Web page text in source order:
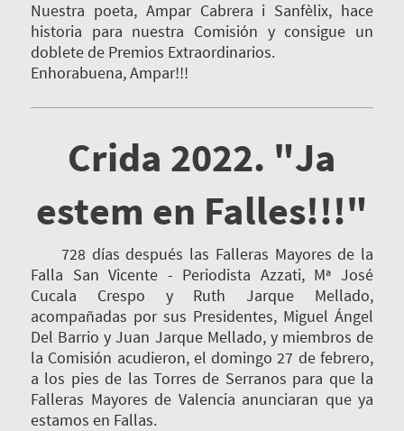
Nuestra poeta, Ampar Cabrera i Sanfèlix, hace
historia para nuestra Comisión y consigue un
doblete de Premios Extraordinarios.
Enhorabuena, Ampar!!!
Crida 2022. "Ja
estem en Falles!!!"
728 días después las Falleras Mayores de la
Falla San Vicente - Periodista Azzati, Mª José
Cucala Crespo y Ruth Jarque Mellado,
acompañadas por sus Presidentes, Miguel Ángel
Del Barrio y Juan Jarque Mellado, y miembros de
la Comisión acudieron, el domingo 27 de febrero,
a los pies de las Torres de Serranos para que la
Falleras Mayores de Valencia anunciaran que ya
estamos en Fallas.